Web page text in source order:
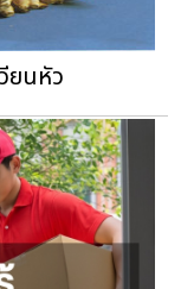
ยนหัว